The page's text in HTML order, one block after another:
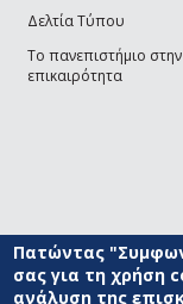
Δελτία Τύπου
Το πανεπιστήμιο στην
επικαιρότητα
Πατώντας
σας για τη χρήση
ανάλυση της